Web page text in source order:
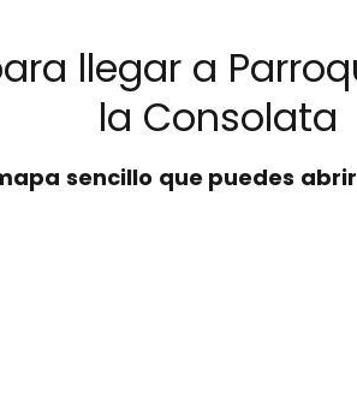
llegar a
la Consolata
sencillo que puedes